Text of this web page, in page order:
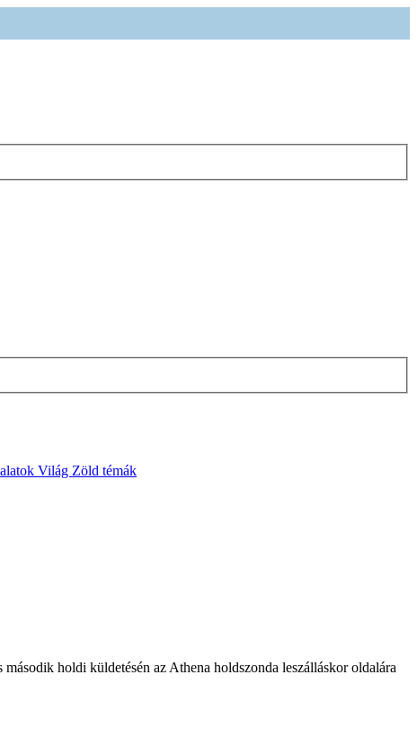
Világ Zöld témák
holdi küldetésén az Athena holdszonda leszálláskor oldalára